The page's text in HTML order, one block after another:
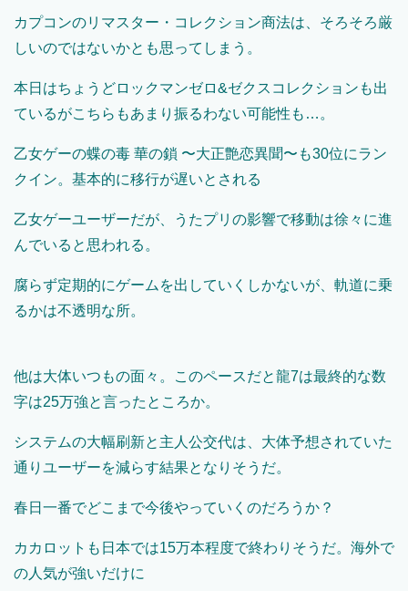
カプコンのリマスター・コレクション商法は、そろそろ厳
しいのではないかとも思ってしまう。
本日はちょうどロックマンゼロ&ゼクスコレクションも出
ているがこちらもあまり振るわない可能性も…。
乙女ゲーの蝶の毒 華の鎖 〜大正艶恋異聞〜も30位にラン
クイン。基本的に移行が遅いとされる
乙女ゲーユーザーだが、うたプリの影響で移動は徐々に進
んでいると思われる。
腐らず定期的にゲームを出していくしかないが、軌道に乗
るかは不透明な所。
他は大体いつもの面々。このペースだと龍7は最終的な数
字は25万強と言ったところか。
システムの大幅刷新と主人公交代は、大体予想されていた
通りユーザーを減らす結果となりそうだ。
春日一番でどこまで今後やっていくのだろうか？
カカロットも日本では15万本程度で終わりそうだ。海外で
の人気が強いだけに